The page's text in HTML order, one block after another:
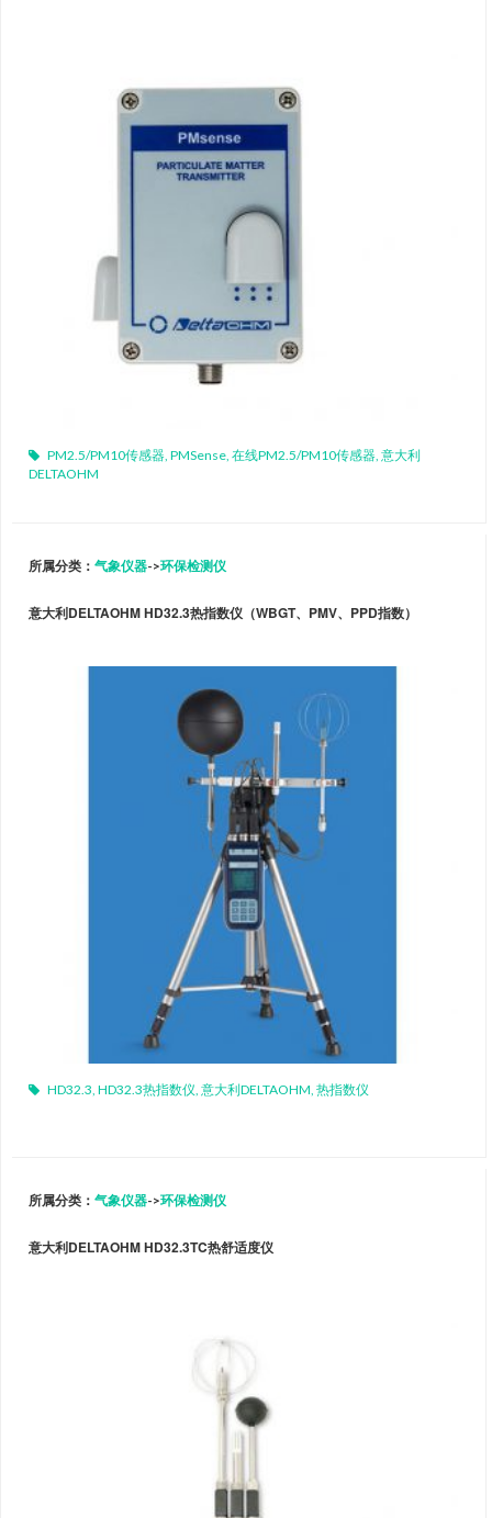
PM2.5/PM10传感器 PMSense 在线PM2.5/PM10传感器 意大利
DELTAOHM
所属分类： 气象仪器->环保检测仪
意大利DELTAOHM HD32.3热指数仪（WBGT、PMV、PPD指数）
HD32.3 HD32.3热指数仪 意大利DELTAOHM 热指数仪
所属分类： 气象仪器->环保检测仪
意大利DELTAOHM HD32.3TC热舒适度仪